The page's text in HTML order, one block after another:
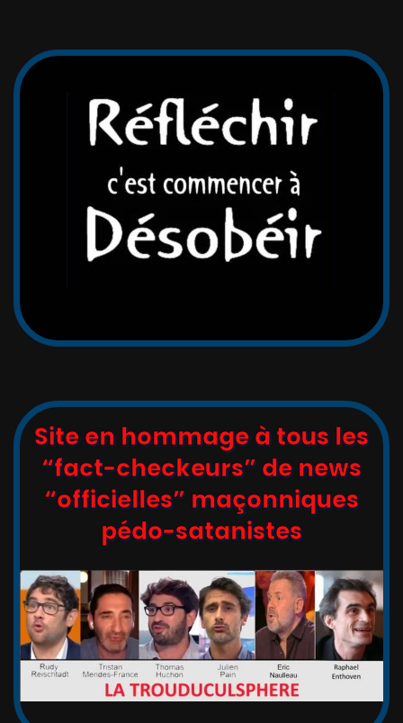
Site en hommage à tous les
“fact-checkeurs” de news
“officielles” maçonniques
pédo-satanistes